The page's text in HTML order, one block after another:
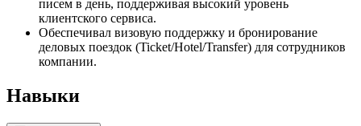
писем в день, поддерживая высокий уровень
клиентского сервиса.
Обеспечивал визовую поддержку и бронирование
деловых поездок (Ticket/Hotel/Transfer) для сотрудников
компании.
Навыки